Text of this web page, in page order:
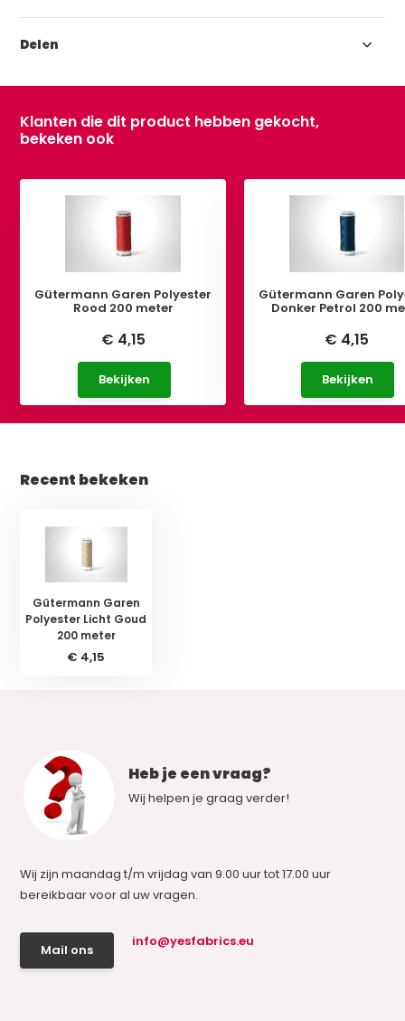
Delen
Klanten die dit product hebben gekocht,
bekeken ook
Gütermann Garen Polyester
Rood 200 meter
€ 4,15
Bekijken
Gütermann Garen
Donker Petrol 200
€ 4,15
Bekijken
Recent bekeken
Gütermann Garen
Polyester Licht Goud
200 meter
€ 4,15
Heb je een vraag?
Wij helpen je graag verder!
Wij zijn maandag t/m vrijdag van 9.00 uur tot 17.00 uur
bereikbaar voor al uw vragen.
Mail ons
info@yesfabrics.eu